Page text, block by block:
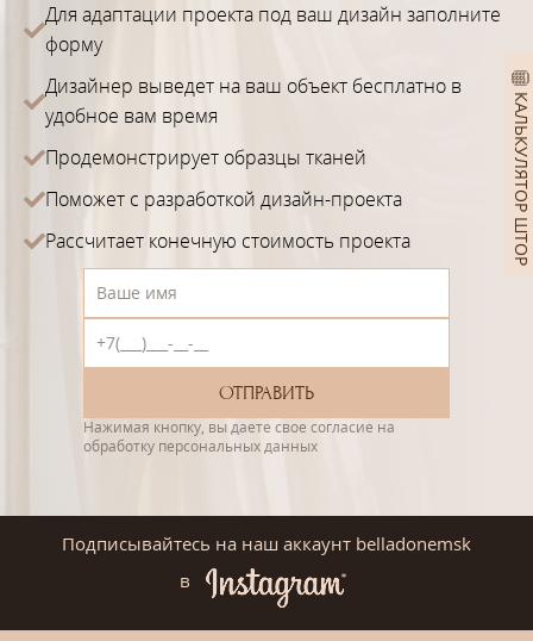
КАЛЬКУЛЯТОР ШТОР
Для адаптации проекта под ваш дизайн заполните
форму
Дизайнер выведет на ваш объект бесплатно в
удобное вам время
Продемонстрирует образцы тканей
Поможет с разработкой дизайн-проекта
Рассчитает конечную стоимость проекта
Нажимая кнопку, вы даете свое согласие на
обработку персональных данных
Подписывайтесь на наш аккаунт belladonemsk
в